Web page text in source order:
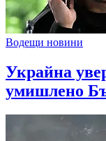
Водещи новини
Украйна
умишлено